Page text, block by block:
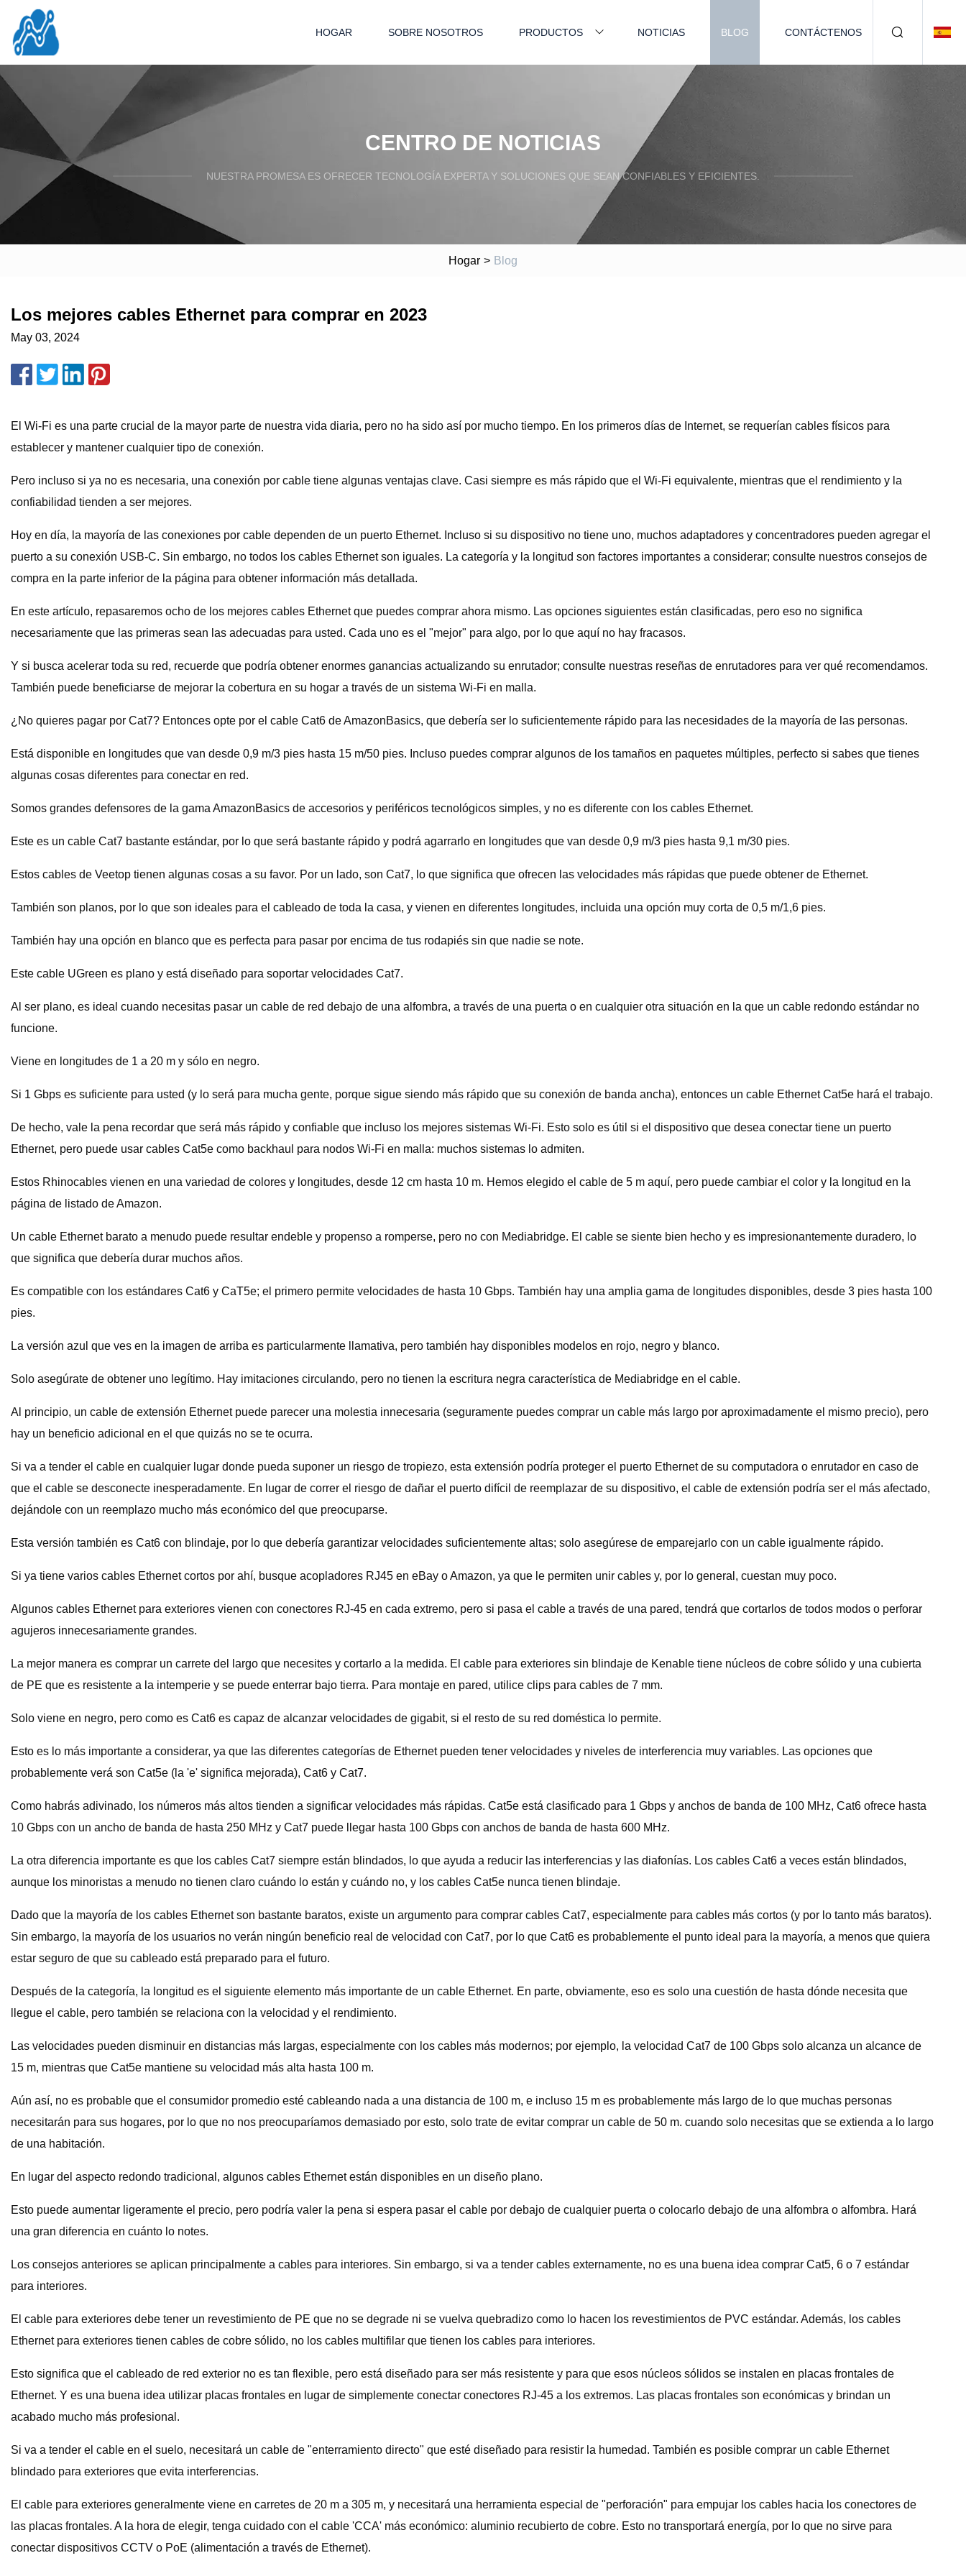
HOGAR SOBRE NOSOTROS PRODUCTOS NOTICIAS BLOG CONTÁCTENOS
CENTRO DE NOTICIAS
NUESTRA PROMESA ES OFRECER TECNOLOGÍA EXPERTA Y SOLUCIONES QUE SEAN CONFIABLES Y EFICIENTES.
Hogar > Blog
Los mejores cables Ethernet para comprar en 2023
May 03, 2024
El Wi-Fi es una parte crucial de la mayor parte de nuestra vida diaria, pero no ha sido así por mucho tiempo. En los primeros días de Internet, se requerían cables físicos para
establecer y mantener cualquier tipo de conexión.
Pero incluso si ya no es necesaria, una conexión por cable tiene algunas ventajas clave. Casi siempre es más rápido que el Wi-Fi equivalente, mientras que el rendimiento y la
confiabilidad tienden a ser mejores.
Hoy en día, la mayoría de las conexiones por cable dependen de un puerto Ethernet. Incluso si su dispositivo no tiene uno, muchos adaptadores y concentradores pueden agregar el
puerto a su conexión USB-C. Sin embargo, no todos los cables Ethernet son iguales. La categoría y la longitud son factores importantes a considerar; consulte nuestros consejos de
compra en la parte inferior de la página para obtener información más detallada.
En este artículo, repasaremos ocho de los mejores cables Ethernet que puedes comprar ahora mismo. Las opciones siguientes están clasificadas, pero eso no significa
necesariamente que las primeras sean las adecuadas para usted. Cada uno es el "mejor" para algo, por lo que aquí no hay fracasos.
Y si busca acelerar toda su red, recuerde que podría obtener enormes ganancias actualizando su enrutador; consulte nuestras reseñas de enrutadores para ver qué recomendamos.
También puede beneficiarse de mejorar la cobertura en su hogar a través de un sistema Wi-Fi en malla.
¿No quieres pagar por Cat7? Entonces opte por el cable Cat6 de AmazonBasics, que debería ser lo suficientemente rápido para las necesidades de la mayoría de las personas.
Está disponible en longitudes que van desde 0,9 m/3 pies hasta 15 m/50 pies. Incluso puedes comprar algunos de los tamaños en paquetes múltiples, perfecto si sabes que tienes
algunas cosas diferentes para conectar en red.
Somos grandes defensores de la gama AmazonBasics de accesorios y periféricos tecnológicos simples, y no es diferente con los cables Ethernet.
Este es un cable Cat7 bastante estándar, por lo que será bastante rápido y podrá agarrarlo en longitudes que van desde 0,9 m/3 pies hasta 9,1 m/30 pies.
Estos cables de Veetop tienen algunas cosas a su favor. Por un lado, son Cat7, lo que significa que ofrecen las velocidades más rápidas que puede obtener de Ethernet.
También son planos, por lo que son ideales para el cableado de toda la casa, y vienen en diferentes longitudes, incluida una opción muy corta de 0,5 m/1,6 pies.
También hay una opción en blanco que es perfecta para pasar por encima de tus rodapiés sin que nadie se note.
Este cable UGreen es plano y está diseñado para soportar velocidades Cat7.
Al ser plano, es ideal cuando necesitas pasar un cable de red debajo de una alfombra, a través de una puerta o en cualquier otra situación en la que un cable redondo estándar no
funcione.
Viene en longitudes de 1 a 20 m y sólo en negro.
Si 1 Gbps es suficiente para usted (y lo será para mucha gente, porque sigue siendo más rápido que su conexión de banda ancha), entonces un cable Ethernet Cat5e hará el trabajo.
De hecho, vale la pena recordar que será más rápido y confiable que incluso los mejores sistemas Wi-Fi. Esto solo es útil si el dispositivo que desea conectar tiene un puerto
Ethernet, pero puede usar cables Cat5e como backhaul para nodos Wi-Fi en malla: muchos sistemas lo admiten.
Estos Rhinocables vienen en una variedad de colores y longitudes, desde 12 cm hasta 10 m. Hemos elegido el cable de 5 m aquí, pero puede cambiar el color y la longitud en la
página de listado de Amazon.
Un cable Ethernet barato a menudo puede resultar endeble y propenso a romperse, pero no con Mediabridge. El cable se siente bien hecho y es impresionantemente duradero, lo
que significa que debería durar muchos años.
Es compatible con los estándares Cat6 y CaT5e; el primero permite velocidades de hasta 10 Gbps. También hay una amplia gama de longitudes disponibles, desde 3 pies hasta 100
pies.
La versión azul que ves en la imagen de arriba es particularmente llamativa, pero también hay disponibles modelos en rojo, negro y blanco.
Solo asegúrate de obtener uno legítimo. Hay imitaciones circulando, pero no tienen la escritura negra característica de Mediabridge en el cable.
Al principio, un cable de extensión Ethernet puede parecer una molestia innecesaria (seguramente puedes comprar un cable más largo por aproximadamente el mismo precio), pero
hay un beneficio adicional en el que quizás no se te ocurra.
Si va a tender el cable en cualquier lugar donde pueda suponer un riesgo de tropiezo, esta extensión podría proteger el puerto Ethernet de su computadora o enrutador en caso de
que el cable se desconecte inesperadamente. En lugar de correr el riesgo de dañar el puerto difícil de reemplazar de su dispositivo, el cable de extensión podría ser el más afectado,
dejándole con un reemplazo mucho más económico del que preocuparse.
Esta versión también es Cat6 con blindaje, por lo que debería garantizar velocidades suficientemente altas; solo asegúrese de emparejarlo con un cable igualmente rápido.
Si ya tiene varios cables Ethernet cortos por ahí, busque acopladores RJ45 en eBay o Amazon, ya que le permiten unir cables y, por lo general, cuestan muy poco.
Algunos cables Ethernet para exteriores vienen con conectores RJ-45 en cada extremo, pero si pasa el cable a través de una pared, tendrá que cortarlos de todos modos o perforar
agujeros innecesariamente grandes.
La mejor manera es comprar un carrete del largo que necesites y cortarlo a la medida. El cable para exteriores sin blindaje de Kenable tiene núcleos de cobre sólido y una cubierta
de PE que es resistente a la intemperie y se puede enterrar bajo tierra. Para montaje en pared, utilice clips para cables de 7 mm.
Solo viene en negro, pero como es Cat6 es capaz de alcanzar velocidades de gigabit, si el resto de su red doméstica lo permite.
Esto es lo más importante a considerar, ya que las diferentes categorías de Ethernet pueden tener velocidades y niveles de interferencia muy variables. Las opciones que
probablemente verá son Cat5e (la 'e' significa mejorada), Cat6 y Cat7.
Como habrás adivinado, los números más altos tienden a significar velocidades más rápidas. Cat5e está clasificado para 1 Gbps y anchos de banda de 100 MHz, Cat6 ofrece hasta
10 Gbps con un ancho de banda de hasta 250 MHz y Cat7 puede llegar hasta 100 Gbps con anchos de banda de hasta 600 MHz.
La otra diferencia importante es que los cables Cat7 siempre están blindados, lo que ayuda a reducir las interferencias y las diafonías. Los cables Cat6 a veces están blindados,
aunque los minoristas a menudo no tienen claro cuándo lo están y cuándo no, y los cables Cat5e nunca tienen blindaje.
Dado que la mayoría de los cables Ethernet son bastante baratos, existe un argumento para comprar cables Cat7, especialmente para cables más cortos (y por lo tanto más baratos).
Sin embargo, la mayoría de los usuarios no verán ningún beneficio real de velocidad con Cat7, por lo que Cat6 es probablemente el punto ideal para la mayoría, a menos que quiera
estar seguro de que su cableado está preparado para el futuro.
Después de la categoría, la longitud es el siguiente elemento más importante de un cable Ethernet. En parte, obviamente, eso es solo una cuestión de hasta dónde necesita que
llegue el cable, pero también se relaciona con la velocidad y el rendimiento.
Las velocidades pueden disminuir en distancias más largas, especialmente con los cables más modernos; por ejemplo, la velocidad Cat7 de 100 Gbps solo alcanza un alcance de
15 m, mientras que Cat5e mantiene su velocidad más alta hasta 100 m.
Aún así, no es probable que el consumidor promedio esté cableando nada a una distancia de 100 m, e incluso 15 m es probablemente más largo de lo que muchas personas
necesitarán para sus hogares, por lo que no nos preocuparíamos demasiado por esto, solo trate de evitar comprar un cable de 50 m. cuando solo necesitas que se extienda a lo largo
de una habitación.
En lugar del aspecto redondo tradicional, algunos cables Ethernet están disponibles en un diseño plano.
Esto puede aumentar ligeramente el precio, pero podría valer la pena si espera pasar el cable por debajo de cualquier puerta o colocarlo debajo de una alfombra o alfombra. Hará
una gran diferencia en cuánto lo notes.
Los consejos anteriores se aplican principalmente a cables para interiores. Sin embargo, si va a tender cables externamente, no es una buena idea comprar Cat5, 6 o 7 estándar
para interiores.
El cable para exteriores debe tener un revestimiento de PE que no se degrade ni se vuelva quebradizo como lo hacen los revestimientos de PVC estándar. Además, los cables
Ethernet para exteriores tienen cables de cobre sólido, no los cables multifilar que tienen los cables para interiores.
Esto significa que el cableado de red exterior no es tan flexible, pero está diseñado para ser más resistente y para que esos núcleos sólidos se instalen en placas frontales de
Ethernet. Y es una buena idea utilizar placas frontales en lugar de simplemente conectar conectores RJ-45 a los extremos. Las placas frontales son económicas y brindan un
acabado mucho más profesional.
Si va a tender el cable en el suelo, necesitará un cable de "enterramiento directo" que esté diseñado para resistir la humedad. También es posible comprar un cable Ethernet
blindado para exteriores que evita interferencias.
El cable para exteriores generalmente viene en carretes de 20 m a 305 m, y necesitará una herramienta especial de "perforación" para empujar los cables hacia los conectores de
las placas frontales. A la hora de elegir, tenga cuidado con el cable 'CCA' más económico: aluminio recubierto de cobre. Esto no transportará energía, por lo que no sirve para
conectar dispositivos CCTV o PoE (alimentación a través de Ethernet).